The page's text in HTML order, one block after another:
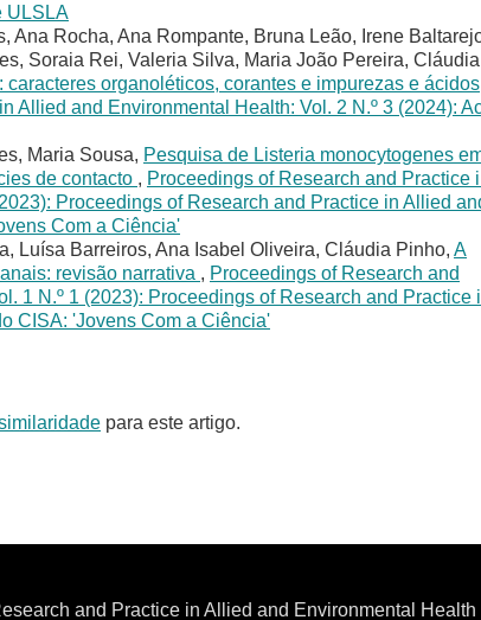
ULSLA
Ana Rocha, Ana Rompante, Bruna Leão, Irene
Soraia Rei, Valeria Silva, Maria João Pereira, Cláudia
organoléticos, corantes e impurezas e ácidos
Allied and Environmental Health: Vol. 2 N.º 3 (2024):
Maria Sousa, Pesquisa de Listeria monocytogenes
de contacto , Proceedings of Research and Practice
Proceedings of Research and Practice in Allied
Com a Ciência'
Luísa Barreiros, Ana Isabel Oliveira, Cláudia Pinho, A
revisão narrativa , Proceedings of Research and
1 N.º 1 (2023): Proceedings of Research and Practice
CISA: 'Jovens Com a Ciência'
para este artigo.
and Practice in Allied and Environmental Health